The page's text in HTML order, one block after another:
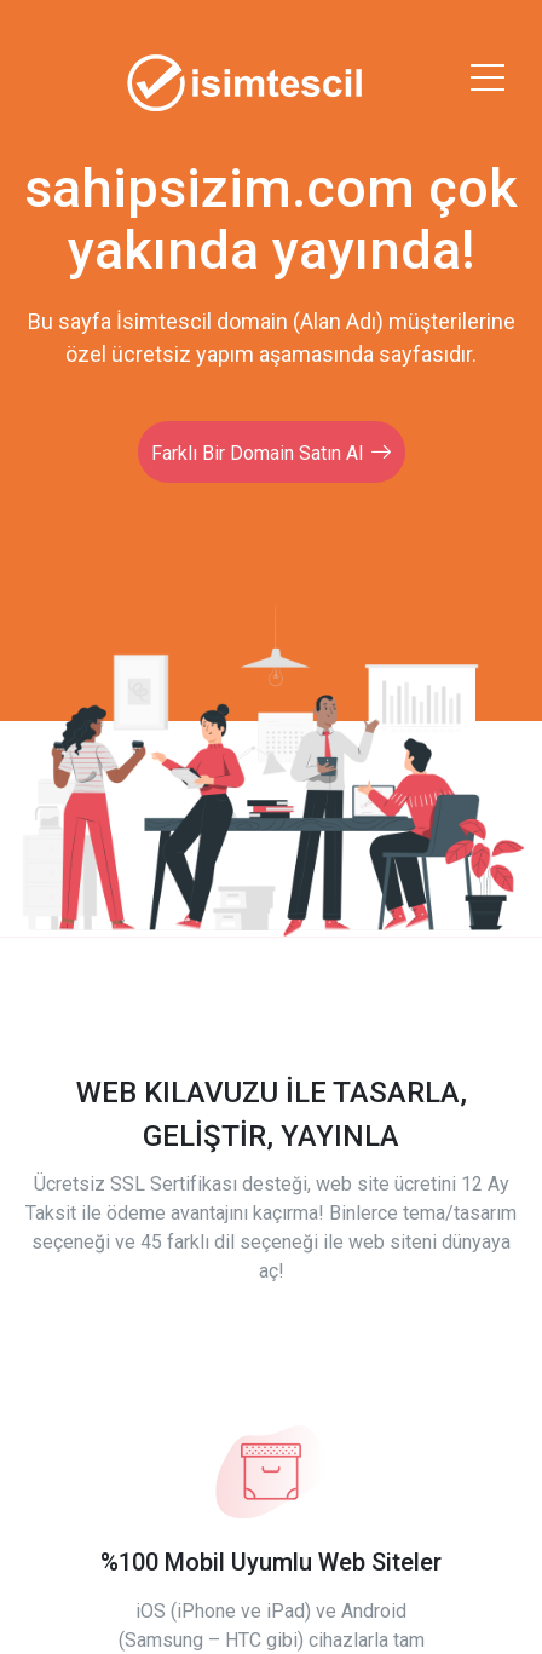
sahipsizim.com çok
yakında yayında!
Bu sayfa İsimtescil domain (Alan Adı) müşterilerine
özel ücretsiz yapım aşamasında sayfasıdır.
Farklı Bir Domain Satın Al
WEB KILAVUZU İLE TASARLA,
GELİŞTİR, YAYINLA
Ücretsiz SSL Sertifikası desteği, web site ücretini 12 Ay
Taksit ile ödeme avantajını kaçırma! Binlerce tema/tasarım
seçeneği ve 45 farklı dil seçeneği ile web siteni dünyaya
aç!
%100 Mobil Uyumlu Web Siteler
iOS (iPhone ve iPad) ve Android
(Samsung – HTC gibi) cihazlarla tam